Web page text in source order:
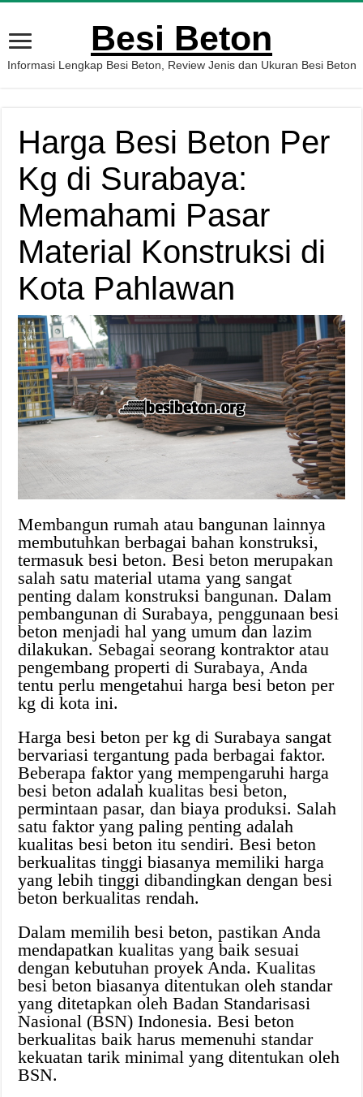
Besi Beton
Informasi Lengkap Besi Beton, Review Jenis dan Ukuran Besi Beton
Harga Besi Beton Per
Kg di Surabaya:
Memahami Pasar
Material Konstruksi di
Kota Pahlawan
Membangun rumah atau bangunan lainnya
membutuhkan berbagai bahan konstruksi,
termasuk besi beton. Besi beton merupakan
salah satu material utama yang sangat
penting dalam konstruksi bangunan. Dalam
pembangunan di Surabaya, penggunaan besi
beton menjadi hal yang umum dan lazim
dilakukan. Sebagai seorang kontraktor atau
pengembang properti di Surabaya, Anda
tentu perlu mengetahui harga besi beton per
kg di kota ini.
Harga besi beton per kg di Surabaya sangat
bervariasi tergantung pada berbagai faktor.
Beberapa faktor yang mempengaruhi harga
besi beton adalah kualitas besi beton,
permintaan pasar, dan biaya produksi. Salah
satu faktor yang paling penting adalah
kualitas besi beton itu sendiri. Besi beton
berkualitas tinggi biasanya memiliki harga
yang lebih tinggi dibandingkan dengan besi
beton berkualitas rendah.
Dalam memilih besi beton, pastikan Anda
mendapatkan kualitas yang baik sesuai
dengan kebutuhan proyek Anda. Kualitas
besi beton biasanya ditentukan oleh standar
yang ditetapkan oleh Badan Standarisasi
Nasional (BSN) Indonesia. Besi beton
berkualitas baik harus memenuhi standar
kekuatan tarik minimal yang ditentukan oleh
BSN.